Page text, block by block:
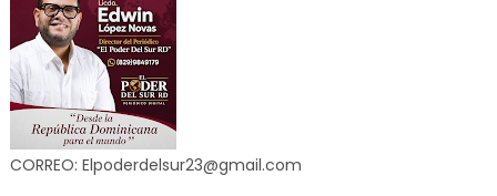
CORREO: Elpoderdelsur23@gmail.com